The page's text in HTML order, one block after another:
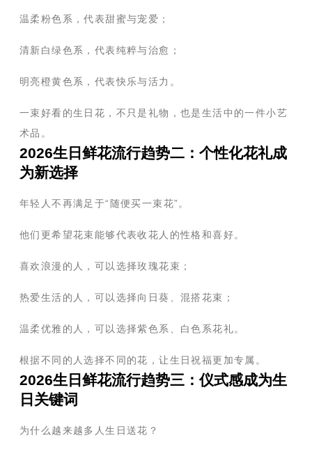
温柔粉色系，代表甜蜜与宠爱；
清新白绿色系，代表纯粹与治愈；
明亮橙黄色系，代表快乐与活力。
一束好看的生日花，不只是礼物，也是生活中的一件小艺
术品。
2026生日鲜花流行趋势二：个性化花礼成
为新选择
年轻人不再满足于“随便买一束花”。
他们更希望花束能够代表收花人的性格和喜好。
喜欢浪漫的人，可以选择玫瑰花束；
热爱生活的人，可以选择向日葵、混搭花束；
温柔优雅的人，可以选择紫色系、白色系花礼。
根据不同的人选择不同的花，让生日祝福更加专属。
2026生日鲜花流行趋势三：仪式感成为生
日关键词
为什么越来越多人生日送花？